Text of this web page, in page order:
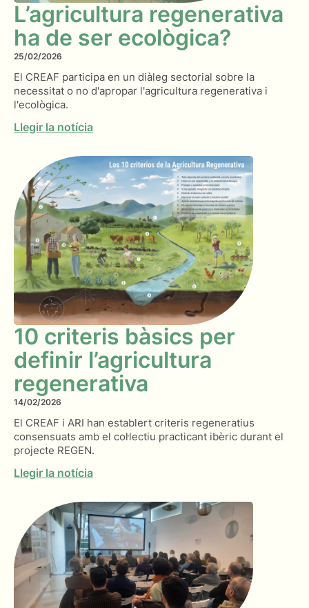
L’agricultura regenerativa
ha de ser ecològica?
25/02/2026
El CREAF participa en un diàleg sectorial sobre la
necessitat o no d'apropar l'agricultura regenerativa i
l'ecològica.
Llegir la notícia
10 criteris bàsics per
definir l’agricultura
regenerativa
14/02/2026
El CREAF i ARI han establert criteris regeneratius
consensuats amb el col·lectiu practicant ibèric durant el
projecte REGEN.
Llegir la notícia